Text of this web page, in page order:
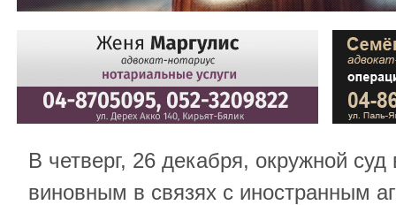
В четверг, 26 декабря, окружной
виновным в связях с иностранным